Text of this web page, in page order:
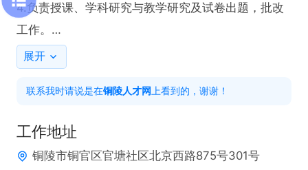
4.负责授课、学科研究与教学研究及试卷出题，批改
工作。
1.本科及以上学历，统招全日制本科相关专业毕业；
2.有相关工作经验者优先；
3.语言表达能力强，思维灵活，富有亲和力；
展开
联系我时请说是在铜陵人才网 上看到的，谢谢！
工作地址
铜陵市铜官区官塘社区北京西路875号301号